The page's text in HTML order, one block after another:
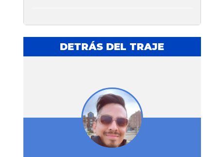
DETRÁS DEL TRAJE